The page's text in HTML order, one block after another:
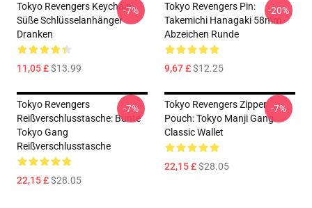
Tokyo Revengers Keychain:
Süße Schlüsselanhänger
Dranken
11,05 £$13.99
-7%
Tokyo Revengers Pin:
Takemichi Hanagaki 58mm
Abzeichen Runde
9,67 £$12.25
-20%
Tokyo Revengers
Reißverschlusstasche: Bunte
Tokyo Gang
Reißverschlusstasche
22,15 £$28.05
-7%
Tokyo Revengers Zipper
Pouch: Tokyo Manji Gang
Classic Wallet
22,15 £$28.05
-7%